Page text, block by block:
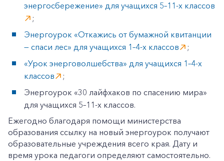
энергосбережение» для учащихся 5–11-х классов
;
Энергоурок «Откажись от бумажной квитанции
— спаси лес» для учащихся 1–4-х классов
;
«Урок энерговолшебства» для учащихся 1–4-х
классов
;
Энергоурок «30 лайфхаков по спасению мира»
для учащихся 5–11-х классов.
Ежегодно благодаря помощи министерства
образования ссылку на новый энергоурок получают
образовательные учреждения всего края. Дату и
время урока педагоги определяют самостоятельно.